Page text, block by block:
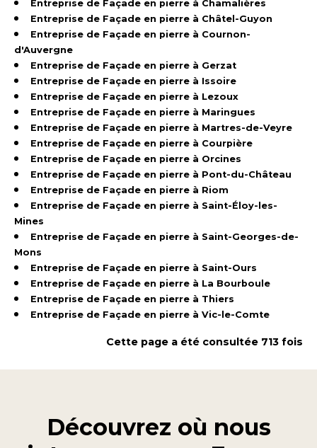
Entreprise de Façade en pierre à Chamalières
Entreprise de Façade en pierre à Châtel-Guyon
Entreprise de Façade en pierre à Cournon-
d'Auvergne
Entreprise de Façade en pierre à Gerzat
Entreprise de Façade en pierre à Issoire
Entreprise de Façade en pierre à Lezoux
Entreprise de Façade en pierre à Maringues
Entreprise de Façade en pierre à Martres-de-Veyre
Entreprise de Façade en pierre à Courpière
Entreprise de Façade en pierre à Orcines
Entreprise de Façade en pierre à Pont-du-Château
Entreprise de Façade en pierre à Riom
Entreprise de Façade en pierre à Saint-Éloy-les-
Mines
Entreprise de Façade en pierre à Saint-Georges-de-
Mons
Entreprise de Façade en pierre à Saint-Ours
Entreprise de Façade en pierre à La Bourboule
Entreprise de Façade en pierre à Thiers
Entreprise de Façade en pierre à Vic-le-Comte
Cette page a été consultée 713 fois
Découvrez où nous